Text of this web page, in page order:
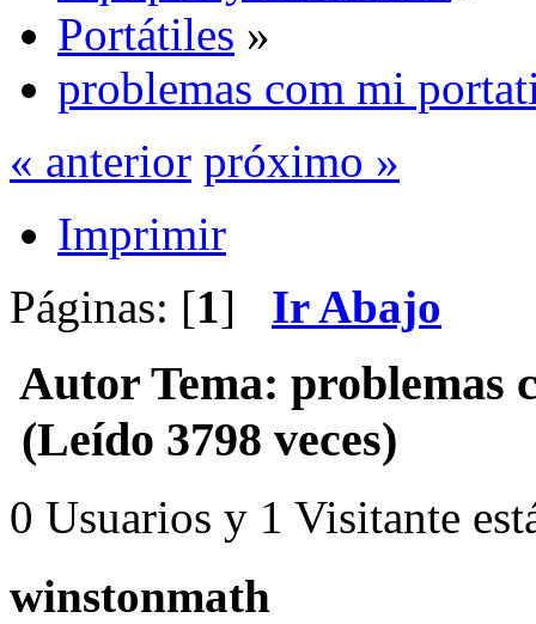
Portátiles »
problemas com mi
« anterior próximo »
Imprimir
Páginas: [1] Ir Abajo
Autor Tema: problemas
(Leído 3798 veces)
0 Usuarios y 1 Visitante
winstonmath